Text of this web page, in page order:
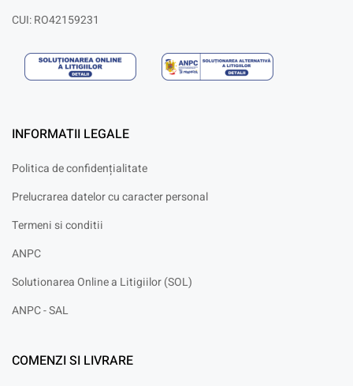
CUI: RO42159231
INFORMATII LEGALE
Politica de confidențialitate
Prelucrarea datelor cu caracter personal
Termeni si conditii
ANPC
Solutionarea Online a Litigiilor (SOL)
ANPC - SAL
COMENZI SI LIVRARE